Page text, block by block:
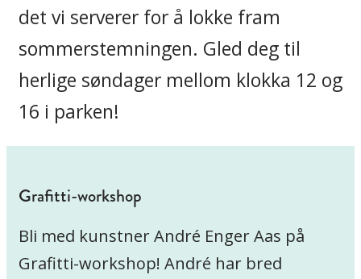
det vi serverer for å lokke fram
sommerstemningen. Gled deg til
herlige søndager mellom klokka 12 og
16 i parken!
Grafitti-workshop
Bli med kunstner André Enger Aas på
Grafitti-workshop! André har bred